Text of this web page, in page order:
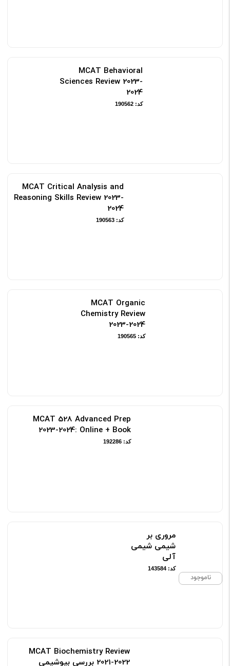
MCAT Behavioral
Sciences Review 2023-
2024
کد: 190562
MCAT Critical Analysis and
Reasoning Skills Review 2023-
2024
کد: 190563
MCAT Organic
Chemistry Review
2023-2024
کد: 190565
MCAT 528 Advanced Prep
2023-2024: Online + Book
کد: 192286
ناموجود
مروری بر
شیمی شیمی
آلی
کد: 143584
MCAT Biochemistry Review
2021-2022 بررسی بیوشیمی